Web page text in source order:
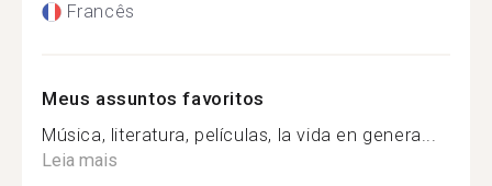
Francês
Meus assuntos favoritos
Música, literatura, películas, la vida en genera...
Leia mais